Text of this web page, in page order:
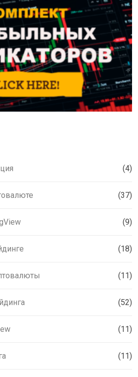
(4)
(37)
(9)
(18)
(11)
(52)
(11)
(11)